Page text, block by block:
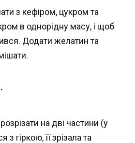
з кефіром, цукром та
в однорідну масу, і щоб
Додати желатин та
на дві частини (у
з гіркою, її зрізала та